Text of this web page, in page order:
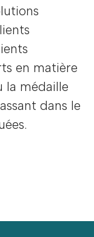
en matière
la médaille
dans le